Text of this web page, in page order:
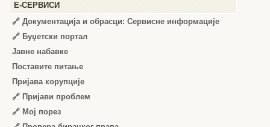
Е-СЕРВИСИ
🔗 Документација и обрасци: Сервисне информације
🔗 Буџетски портал
Јавне набавке
Поставите питање
Пријава корупције
🔗 Пријави проблем
🔗 Мој порез